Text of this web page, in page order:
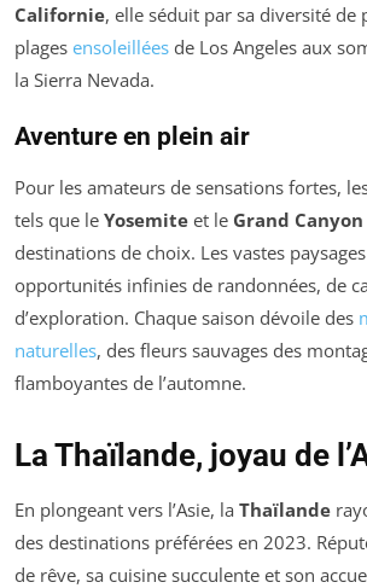
Californie, elle séduit par sa diversité de
plages ensoleillées de Los Angeles aux
la Sierra Nevada.
Aventure en plein air
Pour les amateurs de sensations fortes,
tels que le Yosemite et le Grand Canyon
destinations de choix. Les vastes
opportunités infinies de randonnées, de
d’exploration. Chaque saison dévoile des
naturelles, des fleurs sauvages des
flamboyantes de l’automne.
La Thaïlande, joyau de
En plongeant vers l’Asie, la Thaïlande
des destinations préférées en 2023.
de rêve, sa cuisine succulente et son